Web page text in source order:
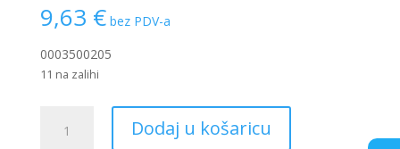
9,63 € bez PDV-a
0003500205
11 na zalihi
Dodaj u košaricu